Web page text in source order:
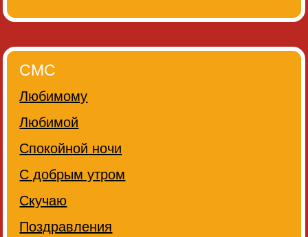
СМС
Любимому
Любимой
Спокойной ночи
С добрым утром
Скучаю
Поздравления